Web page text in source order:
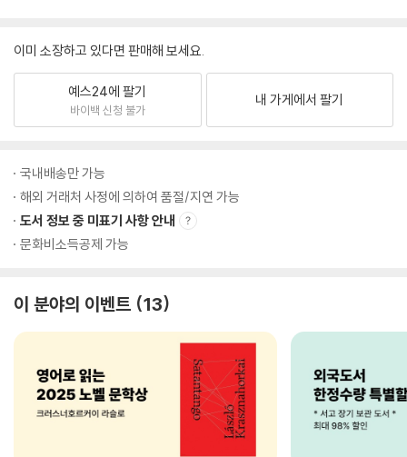
이미 소장하고 있다면 판매해 보세요.
예스24에 팔기
바이백 신청 불가
내 가게에서 팔기
국내배송만 가능
해외 거래처 사정에 의하여 품절/지연 가능
도서 정보 중 미표기 사항 안내
문화비소득공제 가능
이 분야의 이벤트 13